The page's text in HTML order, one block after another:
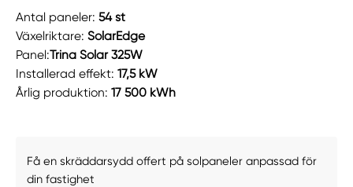
Antal paneler:54 st
Växelriktare:SolarEdge
Panel:Trina Solar 325W
Installerad effekt:17,5 kW
Årlig produktion:17 500 kWh
Få en skräddarsydd offert på solpaneler anpassad för
din fastighet